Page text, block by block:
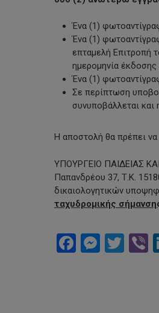
Ένα (1)
Ένα (1)
επταμελή Επιτροπή
ημερομηνία
Ένα (1)
Σε περίπτωση
συνυποβάλλεται
Η αποστολή θα πρέπει
ΥΠΟΥΡΓΕΙΟ ΠΑΙΔΕΙΑΣ
Παπανδρέου 37, Τ.Κ.
δικαιολογητικών
ταχυδρομικής
Facebook